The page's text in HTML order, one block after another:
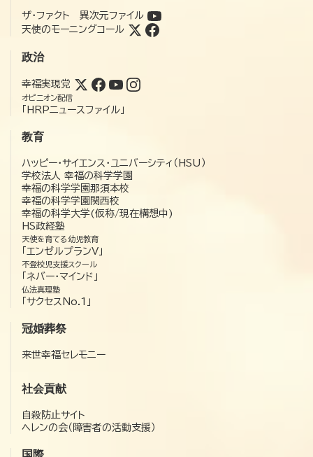
ザ・ファクト 異次元ファイル
天使のモーニングコール
政治
幸福実現党
オピニオン配信
「HRPニュースファイル」
教育
ハッピー・サイエンス・ユニバーシティ（HSU）
学校法人 幸福の科学学園
幸福の科学学園那須本校
幸福の科学学園関西校
幸福の科学大学(仮称/現在構想中)
HS政経塾
天使を育てる幼児教育
「エンゼルプランV」
不登校児支援スクール
「ネバー・マインド」
仏法真理塾
「サクセスNo.1」
冠婚葬祭
来世幸福セレモニー
社会貢献
自殺防止サイト
ヘレンの会（障害者の活動支援）
国際